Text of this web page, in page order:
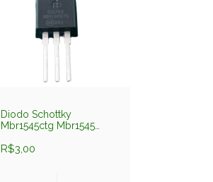
Diodo Schottky
Mbr1545ctg Mbr1545
R$3,00